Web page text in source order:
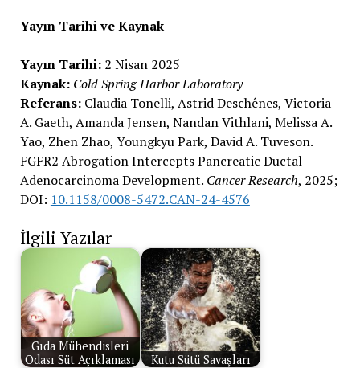
Yayın Tarihi ve Kaynak
Yayın Tarihi:2 Nisan 2025
Kaynak: Cold Spring Harbor Laboratory
Referans:Claudia Tonelli, Astrid Deschênes, Victoria
A. Gaeth, Amanda Jensen, Nandan Vithlani, Melissa A.
Yao, Zhen Zhao, Youngkyu Park, David A. Tuveson.
FGFR2 Abrogation Intercepts Pancreatic Ductal
Adenocarcinoma Development. Cancer Research, 2025;
DOI: 10.1158/0008-5472.CAN-24-4576
İlgili Yazılar
Gıda Mühendisleri
Odası Süt Açıklaması
Kutu Sütü Savaşları